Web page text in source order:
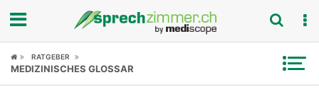
FokusRATGEBER
MEDIZINISCHES GLOSSAR